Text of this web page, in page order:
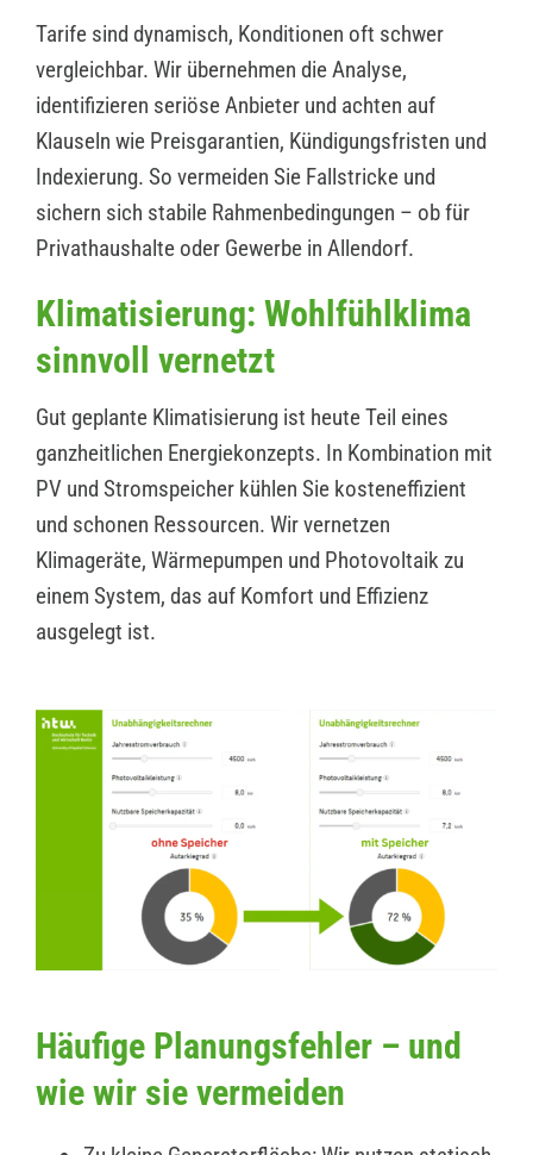
Tarife sind dynamisch, Konditionen oft schwer
vergleichbar. Wir übernehmen die Analyse,
identifizieren seriöse Anbieter und achten auf
Klauseln wie Preisgarantien, Kündigungsfristen und
Indexierung. So vermeiden Sie Fallstricke und
sichern sich stabile Rahmenbedingungen – ob für
Privathaushalte oder Gewerbe in Allendorf.
Klimatisierung: Wohlfühlklima
sinnvoll vernetzt
Gut geplante Klimatisierung ist heute Teil eines
ganzheitlichen Energiekonzepts. In Kombination mit
PV und Stromspeicher kühlen Sie kosteneffizient
und schonen Ressourcen. Wir vernetzen
Klimageräte, Wärmepumpen und Photovoltaik zu
einem System, das auf Komfort und Effizienz
ausgelegt ist.
Häufige Planungsfehler – und
wie wir sie vermeiden